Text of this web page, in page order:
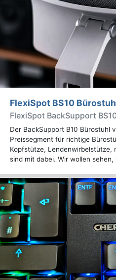
FlexiSpot BS10
FlexiSpot BackSupport
Der BackSupport B10 Bürostuhl
Preissegment für richtige
Kopfstütze, Lendenwirbelstütze,
sind mit dabei. Wir wollen sehen,